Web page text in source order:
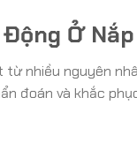
Ở
nhiều nguyên
đoán và khắc